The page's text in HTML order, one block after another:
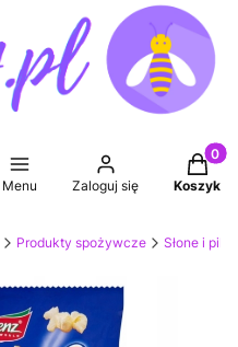
Menu Zaloguj się Koszyk
Produkty spożywcze Słone i